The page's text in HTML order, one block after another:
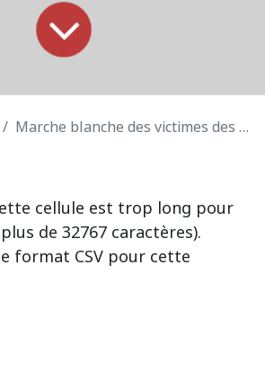
Marche blanche des victimes des "Tueurs fous du Brabant Wallon"
cellule est trop long pour
de 32767 caractères).
format CSV pour cette